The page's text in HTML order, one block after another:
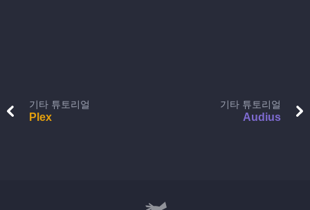
기타 튜토리얼
Plex
기타 튜토리얼
Audius